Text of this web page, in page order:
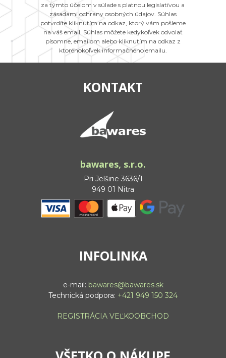
za týmto účelom v súlade s platnou legislatívou a
zásadami ochrany osobných údajov. Súhlas
potvrdíte kliknutím na odkaz, ktorý vám pošleme
na váš email. Súhlas môžete kedykoľvek odvolať
písomne, emailom alebo kliknutím na odkaz z
ktoréhokoľvek informačného emailu.
KONTAKT
bawares, s.r.o.
Pri Jelšine 3636/1
949 01 Nitra
INFOLINKA
e-mail: bawares@bawares.sk
Technická podpora: +421 949 150 324
REGISTRÁCIA VEĽKOOBCHOD